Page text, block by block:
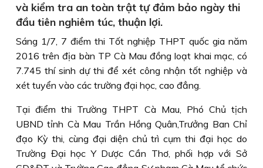
và kiểm tra an toàn trật tự đảm bảo ngày thi
đầu tiên nghiêm túc, thuận lợi.
Sáng 1/7, 7 điểm thi Tốt nghiệp THPT quốc gia năm
2016 trên địa bàn TP Cà Mau đồng loạt khai mạc, có
7.745 thí sinh dự thi để xét công nhận tốt nghiệp và
xét tuyển vào các trường đại học, cao đẳng.
Tại điểm thi Trường THPT Cà Mau, Phó Chủ tịch
UBND tỉnh Cà Mau Trần Hồng Quân,Trưởng Ban Chỉ
đạo Kỳ thi, cùng đại diện chủ trì cụm thi đại học do
Trường Đại học Y Dược Cần Thơ, phối hợp với Sở